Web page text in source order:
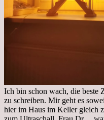
Ich bin schon wach, die beste
zu schreiben. Mir geht es
hier im Haus im Keller gleich